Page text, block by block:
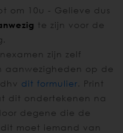
om 10u - Gelieve dus
te zijn voor de
zijn zelf
aanwezigheden op de
dit formulier . Print
dit ondertekenen na
degene die de
moet iemand van